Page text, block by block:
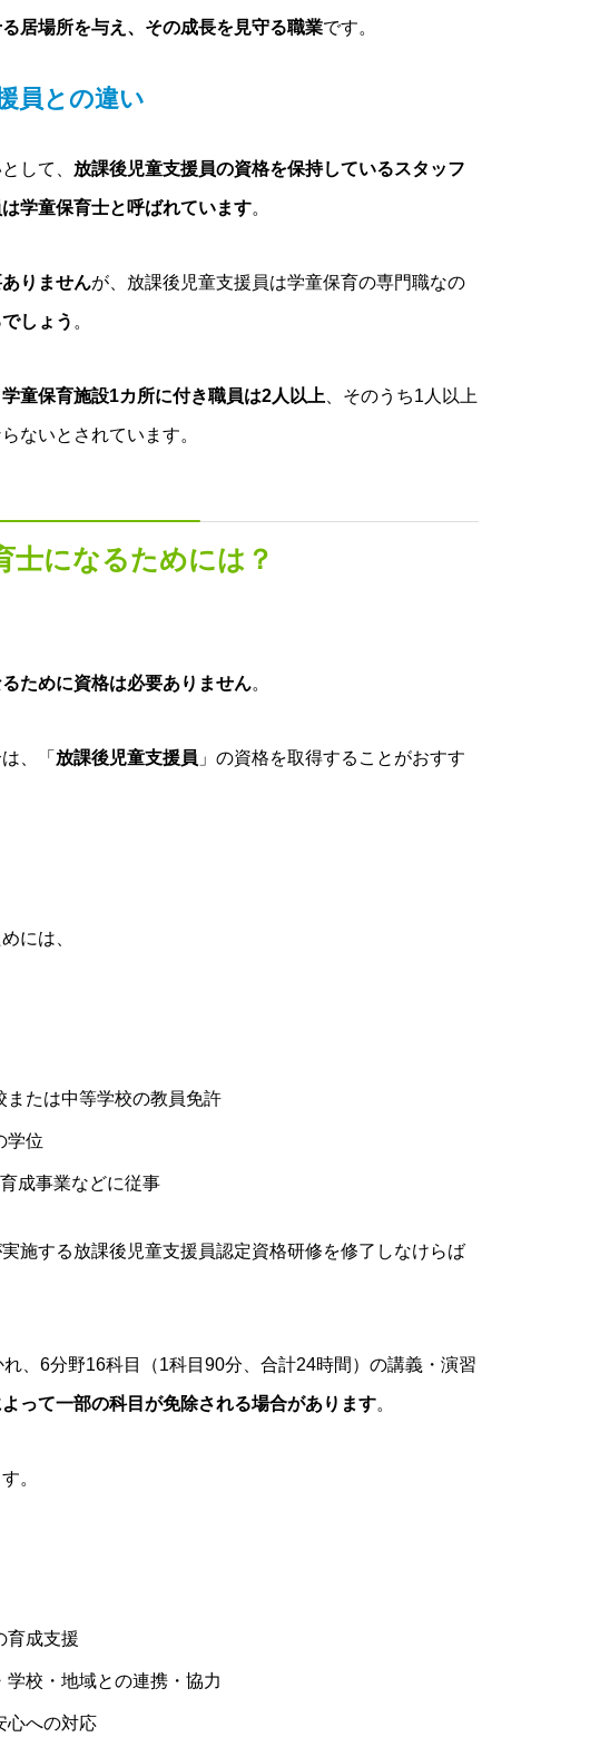
居場所を与え、その成長を見守る職業です。
員との違い
して、 放課後児童支援員の資格を保持しているスタッフ
学童保育士と呼ばれています。
りませんが、放課後児童支援員は学童保育の専門職なの
しょう 。
学童保育施設1カ所に付き職員は2人以上 、そのうち1人以上
ないとされています。
士になるためには？
ために資格は必要ありません。
、「 放課後児童支援員 」の資格を取得することがおすす
には、
たは中等学校の教員免許
学位
成事業などに従事
施する放課後児童支援員認定資格研修を修了しなけらば
、6分野16科目（1科目90分、合計24時間）の講義・演習
って一部の科目が免除される場合があります。
。
育成支援
校・地域との連携・協力
心への対応